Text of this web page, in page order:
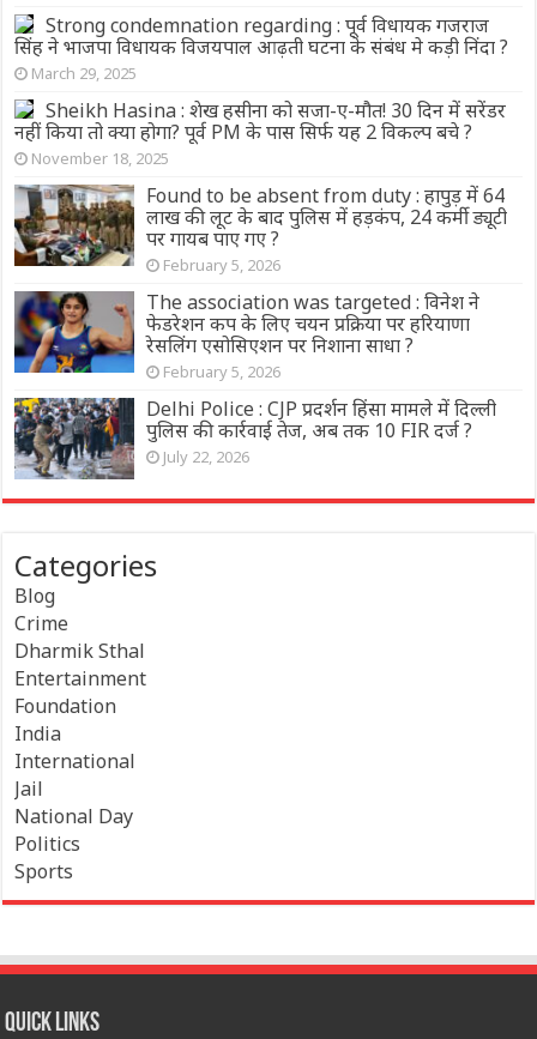
Strong condemnation regarding : पूर्व विधायक गजराज
सिंह ने भाजपा विधायक विजयपाल आढ़ती घटना के संबंध मे कड़ी निंदा ?
March 29, 2025
Sheikh Hasina : शेख हसीना को सजा-ए-मौत! 30 दिन में सरेंडर
नहीं किया तो क्या होगा? पूर्व PM के पास सिर्फ यह 2 विकल्प बचे ?
November 18, 2025
Found to be absent from duty : हापुड़ में 64
लाख की लूट के बाद पुलिस में हड़कंप, 24 कर्मी ड्यूटी
पर गायब पाए गए ?
February 5, 2026
The association was targeted : विनेश ने
फेडरेशन कप के लिए चयन प्रक्रिया पर हरियाणा
रेसलिंग एसोसिएशन पर निशाना साधा ?
February 5, 2026
Delhi Police : CJP प्रदर्शन हिंसा मामले में दिल्ली
पुलिस की कार्रवाई तेज, अब तक 10 FIR दर्ज ?
July 22, 2026
Categories
Blog
Crime
Dharmik Sthal
Entertainment
Foundation
India
International
Jail
National Day
Politics
Sports
Quick Links